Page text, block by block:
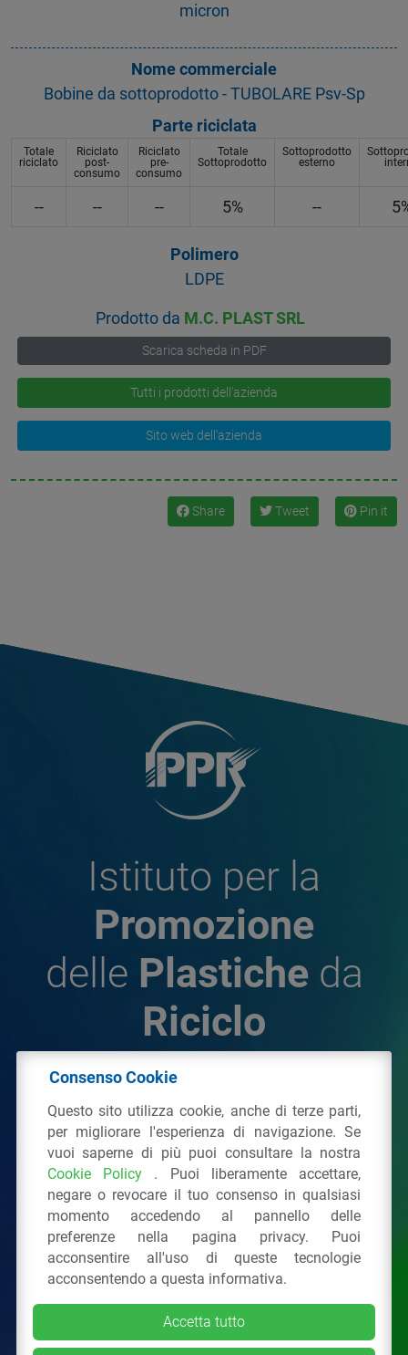
micron
Nome commerciale
Bobine da sottoprodotto - TUBOLARE Psv-Sp
Parte riciclata
Totale
riciclato
Riciclato
post-
consumo
Riciclato
pre-
consumo
Totale
Sottoprodotto
Sottoprodotto
esterno
-- -- -- 5% --
Polimero
LDPE
Prodotto da M.C. PLAST SRL
Scarica scheda in PDF
Tutti i prodotti dell'azienda
Sito web dell'azienda
Share Tweet Pin it
Istituto per la
Promozione
delle Plastiche da
Riciclo
Plastiche da Riciclo
C.F. 97381090154
Via San Vittore 36 20123Milano (MI)
Tel.: 02 43928225.
Tutti i diritti riservati Privacy Policy &Cookie
Consenso Cookie
Questo sito utilizza cookie, anche di terze parti,
per migliorare l'esperienza di navigazione. Se
vuoi saperne di più puoi consultare la nostra
Cookie Policy . Puoi liberamente accettare,
negare o revocare il tuo consenso in qualsiasi
momento accedendo al pannello delle
preferenze nella pagina privacy. Puoi
acconsentire all'uso di queste tecnologie
acconsentendo a questa informativa.
Accetta tutto